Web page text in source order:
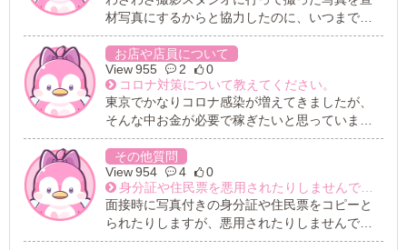
ので我慢しています。喫煙する子は2割くらいで
ほとんどの子は吸わないので、その子達も我慢
は、直接スタッフに苦情を言うことくらいしか
ないのでしょうか？その場合、干されるのが心
配です。
材写真にするからと協力したのに、いつまで経
ってもその写真を使った宣伝がされない。。。
本当にレスポンス悪い店員だと、ため息が出ま
す。
お店や店員について
955
2
0
コロナ対策について教えてください。
東京でかなりコロナ感染が増えてきましたが、
そんな中お金が必要で稼ぎたいと思っていま
す。 できればコロナ対策がしっかりしているお
店がいいのですが、そのようなお店はあります
でしょうか？
その他質問
954
4
0
身分証や住民票を悪用されたりしませんでしょうか？
面接時に写真付きの身分証や住民票をコピーと
られたりしますが、悪用されたりしませんでし
ょうか？